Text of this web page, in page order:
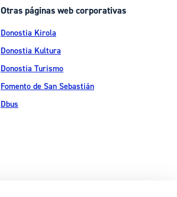
Otras páginas web corporativas
Donostia Kirola
Donostia Kultura
Donostia Turismo
Fomento de San Sebastián
Dbus